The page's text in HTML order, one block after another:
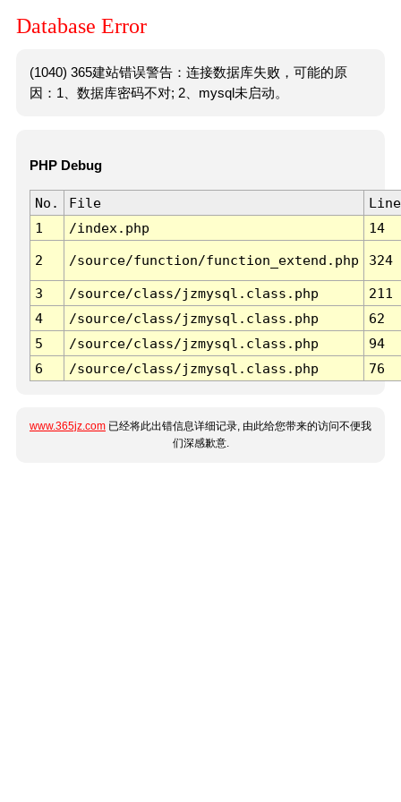
Database Error
(1040) 365建站错误警告：连接数据库失败，可能的原
因：1、数据库密码不对; 2、mysql未启动。
PHP Debug
No. File
Line
1
/index.php 14
2 /source/function/function_extend.php 324
3 /source/class/jzmysql.class.php
211
4
/source/class/jzmysql.class.php
62
5
/source/class/jzmysql.class.php
94
6
/source/class/jzmysql.class.php 76
www.365jz.com 已经将此出错信息详细记录, 由此给您带来的访问不便我
们深感歉意.